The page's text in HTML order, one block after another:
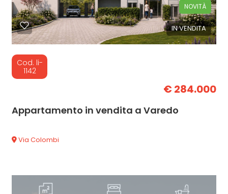
IN VENDITA
NOVITÀ
Cod. li-
1142
€ 284.000
Appartamento in vendita a Varedo
Via Colombi